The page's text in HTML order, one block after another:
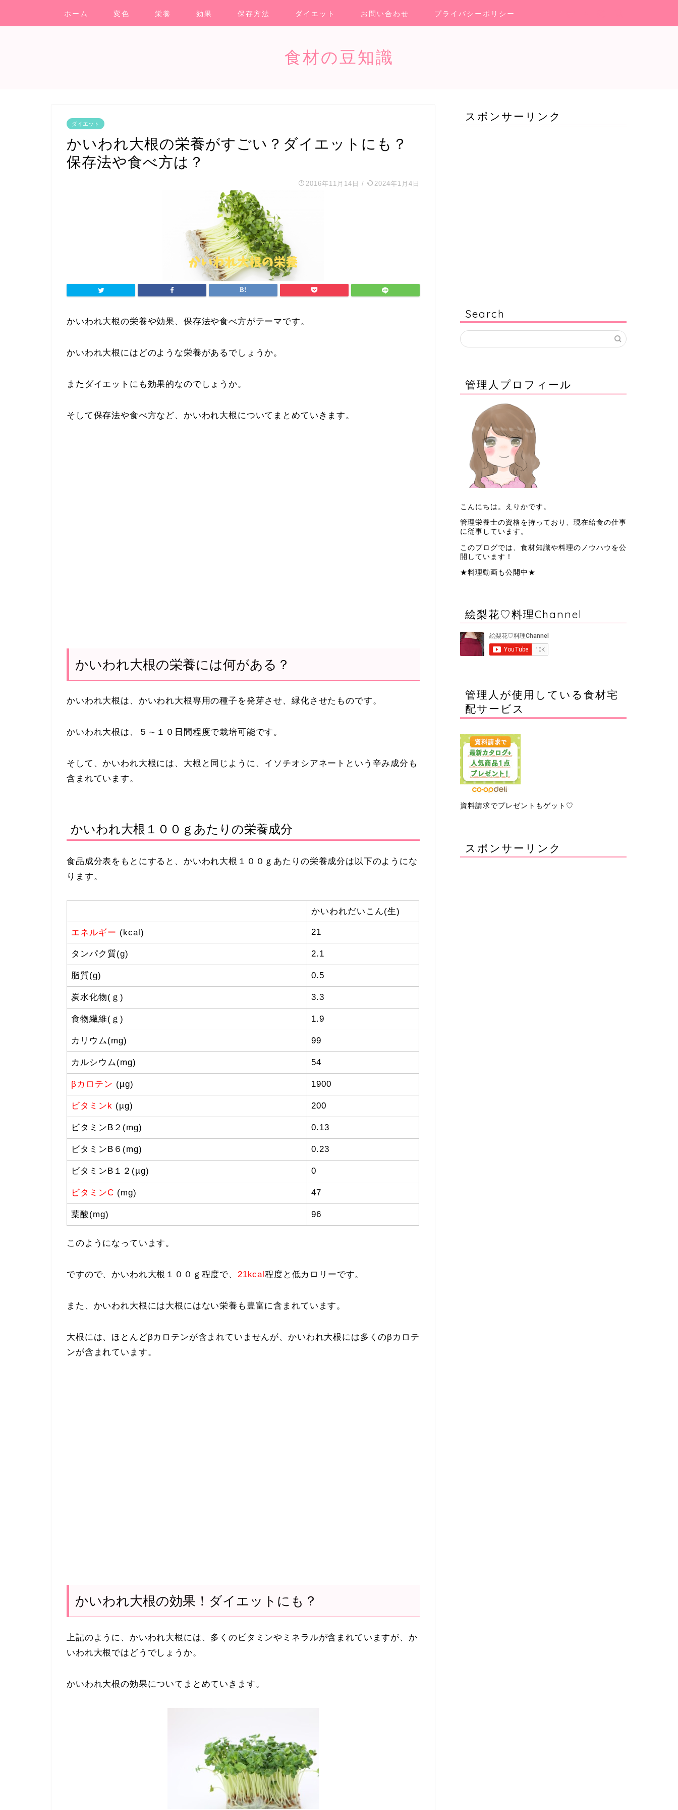
ホーム 変色 栄養 効果 保存方法 ダイエット お問い合わせ プライバシーポリシー
食材の豆知識
ダイエット
かいわれ大根の栄養がすごい？ダイエットにも？
保存法や食べ方は？
2016年11月14日 / 2024年1月4日
かいわれ大根の栄養や効果、保存法や食べ方がテーマです。
かいわれ大根にはどのような栄養があるでしょうか。
またダイエットにも効果的なのでしょうか。
そして保存法や食べ方など、かいわれ大根についてまとめていきます。
かいわれ大根の栄養には何がある？
かいわれ大根は、かいわれ大根専用の種子を発芽させ、緑化させたものです。
かいわれ大根は、５～１０日間程度で栽培可能です。
そして、かいわれ大根には、大根と同じように、イソチオシアネートという辛み成分も
含まれています。
かいわれ大根１００ｇあたりの栄養成分
食品成分表をもとにすると、かいわれ大根１００ｇあたりの栄養成分は以下のようにな
ります。
かいわれだいこん(生)
エネルギー (kcal) 21
タンパク質(g) 2.1
脂質(g) 0.5
炭水化物(ｇ) 3.3
食物繊維(ｇ) 1.9
カリウム(mg) 99
カルシウム(mg) 54
βカロテン (µg) 1900
ビタミンk (µg) 200
ビタミンB２(mg) 0.13
ビタミンB６(mg) 0.23
ビタミンB１２(µg) 0
ビタミンC (mg) 47
葉酸(mg) 96
このようになっています。
ですので、かいわれ大根１００ｇ程度で、 21kcal程度と低カロリーです。
また、かいわれ大根には大根にはない栄養も豊富に含まれています。
大根には、ほとんどβカロテンが含まれていませんが、かいわれ大根には多くのβカロテ
ンが含まれています。
かいわれ大根の効果！ダイエットにも？
上記のように、かいわれ大根には、多くのビタミンやミネラルが含まれていますが、か
いわれ大根ではどうでしょうか。
かいわれ大根の効果についてまとめていきます。
スポンサーリンク
Search
管理人プロフィール
こんにちは。えりかです。
管理栄養士の資格を持っており、現在給食の仕事
に従事しています。
このブログでは、食材知識や料理のノウハウを公
開しています！
★料理動画も公開中★
絵梨花♡料理Channel
管理人が使用している食材宅
配サービス
資料請求でプレゼントもゲット♡
スポンサーリンク